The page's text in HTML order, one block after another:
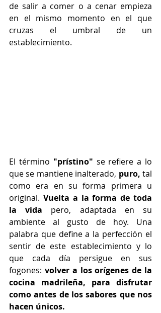
de salir a comer o a cenar empieza
en el mismo momento en el que
cruzas el umbral de un
establecimiento.
El término "prístino" se refiere a lo
que se mantiene inalterado, puro, tal
como era en su forma primera u
original. Vuelta a la forma de toda
la vida pero, adaptada en su
ambiente al gusto de hoy. Una
palabra que define a la perfección el
sentir de este establecimiento y lo
que cada día persigue en sus
fogones: volver a los orígenes de la
cocina madrileña, para disfrutar
como antes de los sabores que nos
hacen únicos.